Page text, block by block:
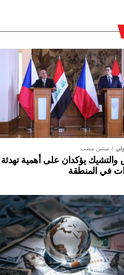
سنتين مضت
والتشيك يؤكدان على أهمية تهدئة
في المنطقة